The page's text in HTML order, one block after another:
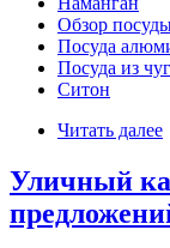
Обзор
Посуда
Посуда из
Ситон
Читать далее
Уличный